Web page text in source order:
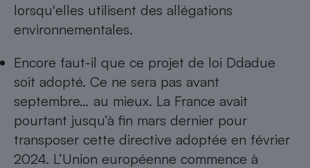
lorsqu'elles utilisent des allégations
environnementales.
Encore faut-il que ce projet de loi Ddadue
soit adopté. Ce ne sera pas avant
septembre… au mieux. La France avait
pourtant jusqu’à fin mars dernier pour
transposer cette directive adoptée en février
2024. L’Union européenne commence à
Antivirus